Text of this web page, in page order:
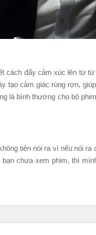
cách đẩy cảm xúc lên từ
tạo cảm giác rùng rợn,
là bình thường cho bộ
tiện nói ra vì nếu nói
chưa xem phim, thì